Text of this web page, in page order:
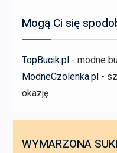
Mogą Ci się
TopBucik.pl- modne
ModneCzolenka.pl-
okazję
WYMARZONA